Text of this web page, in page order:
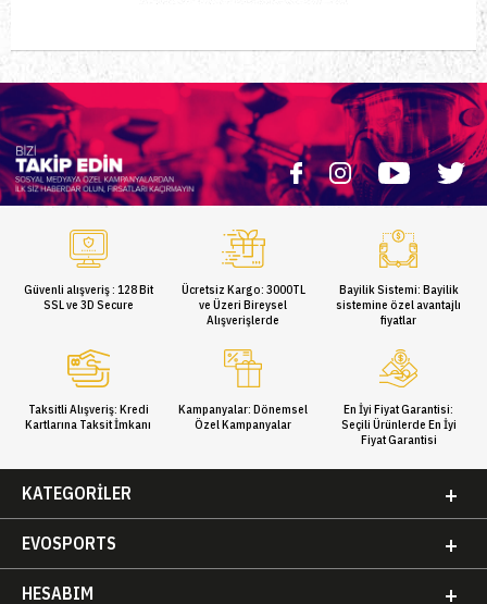
Güvenli alışveriş : 128 Bit
SSL ve 3D Secure
Ücretsiz Kargo: 3000TL
ve Üzeri Bireysel
Alışverişlerde
Bayilik Sistemi: Bayilik
sistemine özel avantajlı
fiyatlar
Taksitli Alışveriş: Kredi
Kartlarına Taksit İmkanı
Kampanyalar: Dönemsel
Özel Kampanyalar
En İyi Fiyat Garantisi:
Seçili Ürünlerde En İyi
Fiyat Garantisi
KATEGORILER
EVOSPORTS
HESABIM